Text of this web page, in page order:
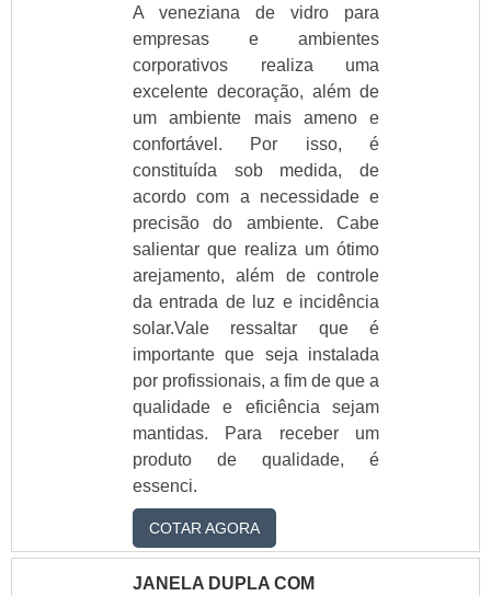
box para banheiro
pequeno valor
box para banheiro
sanfonado
box para banheiro
vidro
box para banheiro
vidro temperado
box pequeno para
banheiro
box redondo para
banheiro
porta para box de
banheiro
preço box de vidro
preço box vidro
temperado
preço de box
preço de box blindex
banheiro de vidro
preço de box de
preço de box de
vidro para banheiro
preço de box para
A veneziana de vidro para
empresas e ambientes
corporativos realiza uma
excelente decoração, além de
um ambiente mais ameno e
confortável. Por isso, é
constituída sob medida, de
acordo com a necessidade e
precisão do ambiente. Cabe
salientar que realiza um ótimo
arejamento, além de controle
da entrada de luz e incidência
solar.Vale ressaltar que é
importante que seja instalada
por profissionais, a fim de que a
qualidade e eficiência sejam
mantidas. Para receber um
produto de qualidade, é
essenci.
COTAR AGORA
JANELA DUPLA COM